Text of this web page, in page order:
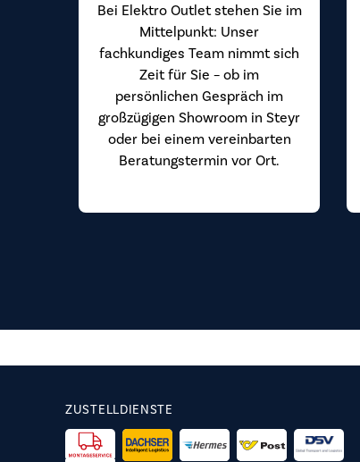
Bei Elektro Outlet stehen Sie im
Mittelpunkt: Unser
fachkundiges Team nimmt sich
Zeit für Sie – ob im
persönlichen Gespräch im
großzügigen Showroom in Steyr
oder bei einem vereinbarten
Beratungstermin vor Ort.
ZUSTELLDIENSTE